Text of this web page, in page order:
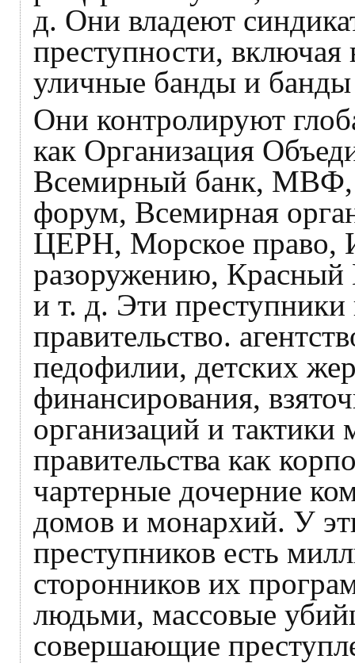
д. Они владеют
преступности, включая
уличные банды и банды
Они контролируют
как Организация
Всемирный банк, МВФ,
форум, Всемирная
ЦЕРН, Морское право,
разоружению, Красный
и т. д. Эти
правительство.
педофилии, детских
финансирования,
организаций и
правительства как
чартерные дочерние
домов и монархий. У
преступников есть
сторонников их
людьми, массовые
совершающие